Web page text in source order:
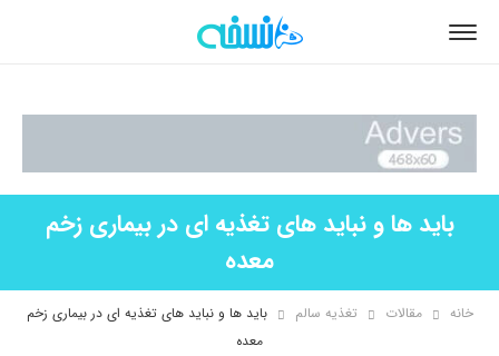
باید ها و نباید های تغذیه ای در بیماری زخم
معده
خانه مقالات تغذیه سالم
باید ها و نباید های تغذیه ای در بیماری زخم
معده